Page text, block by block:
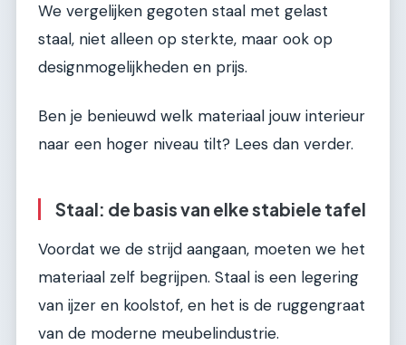
We vergelijken gegoten staal met gelast
staal, niet alleen op sterkte, maar ook op
designmogelijkheden en prijs.
Ben je benieuwd welk materiaal jouw interieur
naar een hoger niveau tilt? Lees dan verder.
Staal: de basis van elke stabiele tafel
Voordat we de strijd aangaan, moeten we het
materiaal zelf begrijpen. Staal is een legering
van ijzer en koolstof, en het is de ruggengraat
van de moderne meubelindustrie.